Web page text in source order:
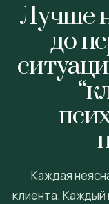
Лучше
до
Каждая
клиента. Каждый